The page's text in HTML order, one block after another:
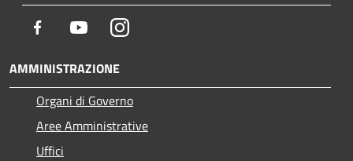
Facebook YoutubeInstagram
AMMINISTRAZIONE
Organi di Governo
Aree Amministrative
Uffici